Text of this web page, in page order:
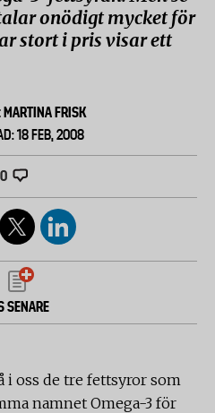
onödigt mycket för
stort i pris visar ett
MARTINA FRISK
18 FEB, 2008
0
SENARE
i oss de tre fettsyror som
namnet Omega-3 för